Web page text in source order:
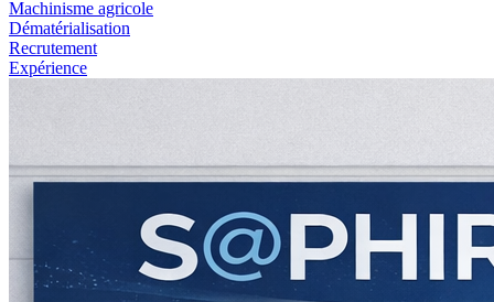
Machinisme agricole
Dématérialisation
Recrutement
Expérience